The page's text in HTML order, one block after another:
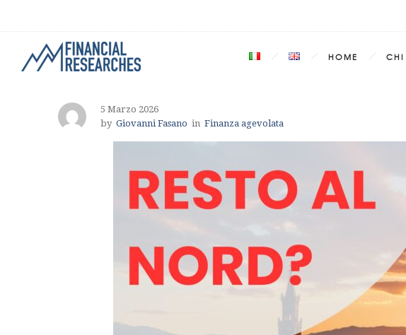
HOME CHI
5 Marzo 2026
by Giovanni Fasano in Finanza agevolata